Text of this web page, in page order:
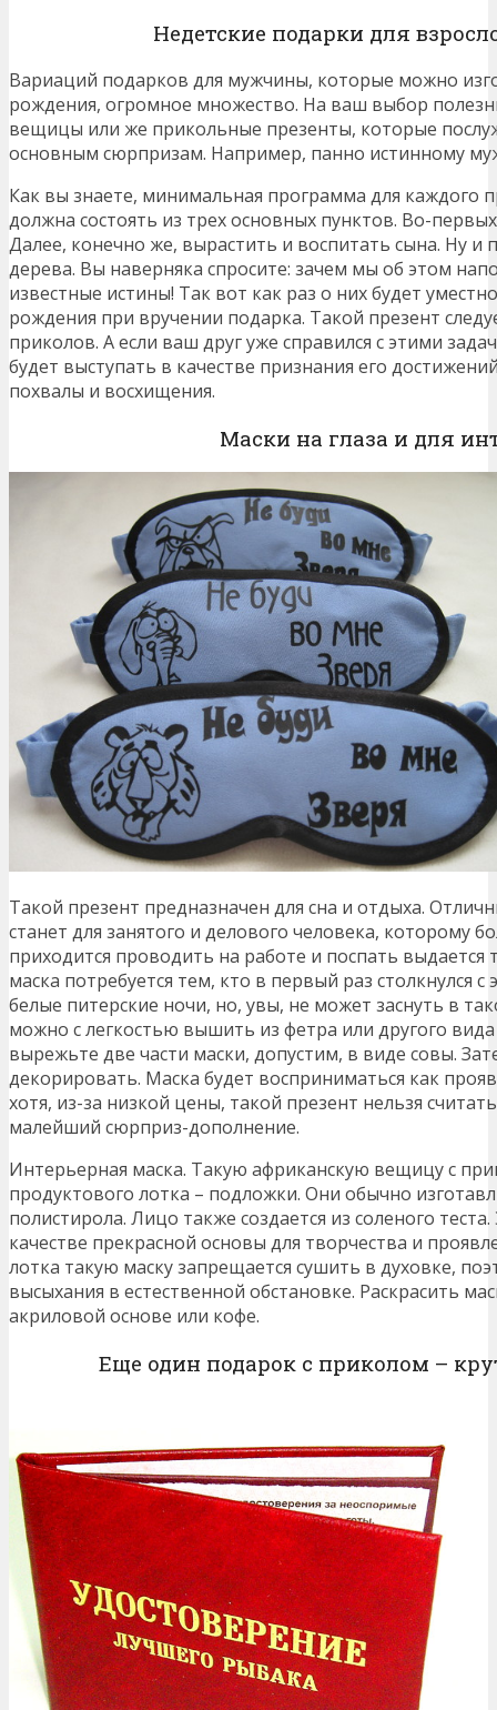
Недетские подарки для
Вариаций подарков для мужчины, которые можно
рождения, огромное множество. На ваш выбор
вещицы или же прикольные презенты, которые
основным сюрпризам. Например, панно истинному
Как вы знаете, минимальная программа для каждого
должна состоять из трех основных пунктов. Во-
Далее, конечно же, вырастить и воспитать сына. Ну и
дерева. Вы наверняка спросите: зачем мы об этом
известные истины! Так вот как раз о них будет
рождения при вручении подарка. Такой презент
приколов. А если ваш друг уже справился с этими
будет выступать в качестве признания его
похвалы и восхищения.
Маски на глаза и для
Такой презент предназначен для сна и отдыха.
станет для занятого и делового человека, которому
приходится проводить на работе и поспать
маска потребуется тем, кто в первый раз столкнулся
белые питерские ночи, но, увы, не может заснуть в
можно с легкостью вышить из фетра или другого
вырежьте две части маски, допустим, в виде совы.
декорировать. Маска будет восприниматься как
хотя, из-за низкой цены, такой презент нельзя
малейший сюрприз-дополнение.
Интерьерная маска. Такую африканскую вещицу с
продуктового лотка – подложки. Они обычно
полистирола. Лицо также создается из соленого
качестве прекрасной основы для творчества и
лотка такую маску запрещается сушить в духовке,
высыхания в естественной обстановке. Раскрасить
акриловой основе или кофе.
Еще один подарок с приколом –